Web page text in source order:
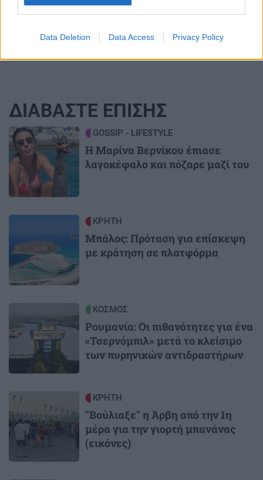
Data Deletion Data Access Privacy Policy
ΔΙΑΒΑΣΤΕ ΕΠΙΣΗΣ
Image GOSSIP - LIFESTYLE
Η Μαρίνα Βερνίκου έπιασε
λαγοκέφαλο και πόζαρε μαζί του
ΚΡΗΤΗ
Μπάλος: Πρόταση για επίσκεψη
με κράτηση σε πλατφόρμα
ΚΟΣΜΟΣ
Ρουμανία: Οι πιθανότητες για ένα
«Τσερνόμπιλ» μετά το κλείσιμο
των πυρηνικών αντιδραστήρων
Image ΚΡΗΤΗ
"Βούλιαξε" η Άρβη από την 1η
μέρα για την γιορτή μπανάνας
(εικόνες)